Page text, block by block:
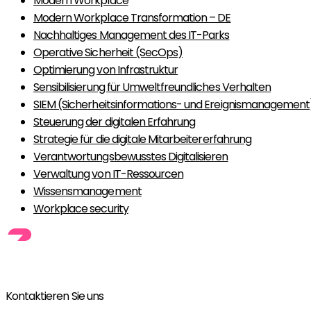
Modern Workplace Transformation – DE
Nachhaltiges Management des IT-Parks
Operative Sicherheit (SecOps)
Optimierung von Infrastruktur
Sensibilisierung für Umweltfreundliches Verhalten
SIEM (Sicherheitsinformations- und
Steuerung der digitalen Erfahrung
Strategie für die digitale Mitarbeitererfahrung
Verantwortungsbewusstes Digitalisieren
Verwaltung von IT-Ressourcen
Wissensmanagement
Workplace security
Kontaktieren Sie uns